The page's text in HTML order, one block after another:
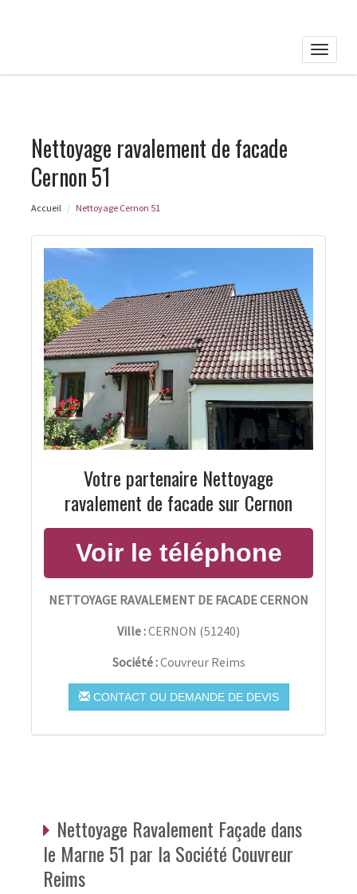
Toggle
Nettoyage ravalement de facade
Cernon 51
Accueil Nettoyage Cernon 51
Votre partenaire Nettoyage
ravalement de facade sur Cernon
NETTOYAGE RAVALEMENT DE FACADE CERNON
Ville :CERNON (51240)
Société :Couvreur Reims
CONTACT OU DEMANDE DE DEVIS
Nettoyage Ravalement Façade dans
le Marne 51 par la Société Couvreur
Reims